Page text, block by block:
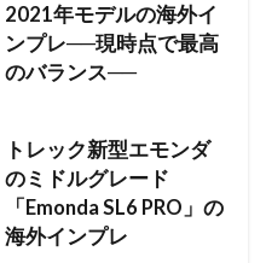
2021年モデルの海外イ
ンプレ──現時点で最高
のバランス──
トレック新型エモンダ
のミドルグレード
「Emonda SL6 PRO」の
海外インプレ